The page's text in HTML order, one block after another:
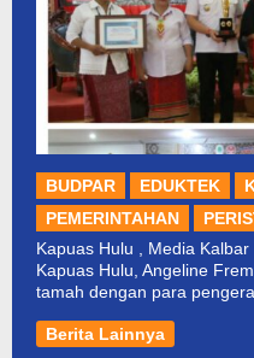
BUDPAR EDUKTEK
PEMERINTAHAN
Kapuas Hulu , Media
Kapuas Hulu, Angeline
tamah dengan para
Berita Lainnya